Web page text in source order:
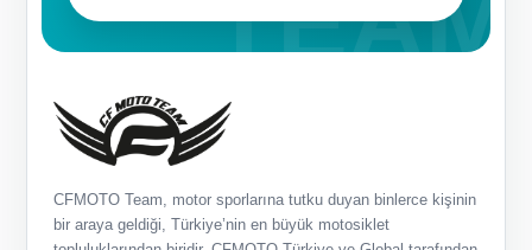
CFMOTO Team, motor sporlarına tutku duyan binlerce kişinin
bir araya geldiği, Türkiye’nin en büyük motosiklet